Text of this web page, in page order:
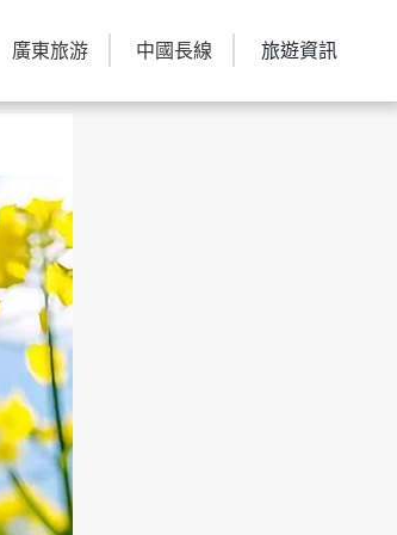
廣東旅游 中國長線 旅遊資訊